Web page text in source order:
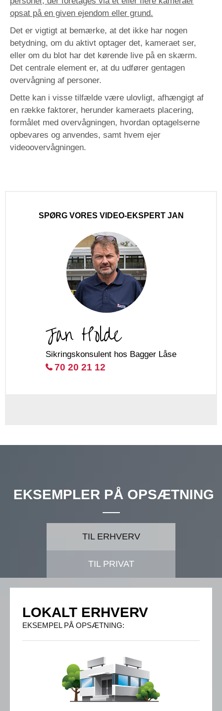
opsat på en given ejendom eller grund.
Det er vigtigt at bemærke, at det ikke har nogen
betydning, om du aktivt optager det, kameraet ser,
eller om du blot har det kørende live på en skærm.
Det centrale element er, at du udfører gentagen
overvågning af personer.
Dette kan i visse tilfælde være ulovligt, afhængigt af
en række faktorer, herunder kameraets placering,
formålet med overvågningen, hvordan optagelserne
opbevares og anvendes, samt hvem ejer
videoovervågningen.
SPØRG VORES VIDEO-EKSPERT JAN
Jan Holde
Sikringskonsulent hos Bagger Låse
70 20 21 12
EKSEMPLER PÅ OPSÆTNING
TIL ERHVERV
TIL PRIVAT
LOKALT ERHVERV
EKSEMPEL PÅ OPSÆTNING: